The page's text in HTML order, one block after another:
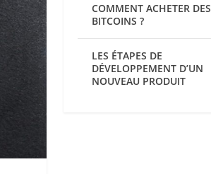
COMMENT ACHETER DES
BITCOINS ?
LES ÉTAPES DE
DÉVELOPPEMENT D’UN
NOUVEAU PRODUIT